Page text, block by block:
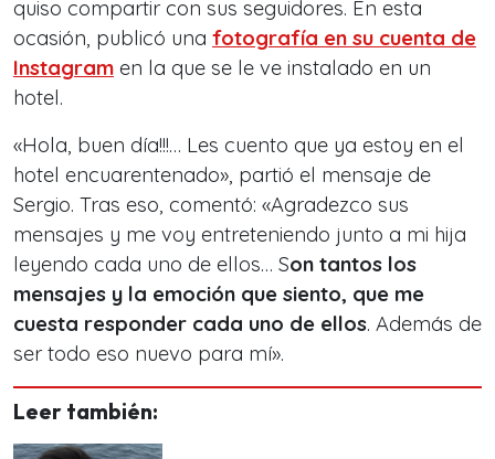
quiso compartir con sus seguidores. En esta
ocasión, publicó una fotografía en su cuenta de
Instagram en la que se le ve instalado en un
hotel.
«Hola, buen día!!!… Les cuento que ya estoy en el
hotel encuarentenado», partió el mensaje de
Sergio. Tras eso, comentó: «Agradezco sus
mensajes y me voy entreteniendo junto a mi hija
leyendo cada uno de ellos… Son tantos los
mensajes y la emoción que siento, que me
cuesta responder cada uno de ellos. Además de
ser todo eso nuevo para mí».
Leer también: